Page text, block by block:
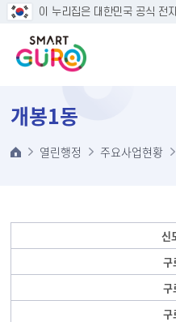
본문
이 누리집은 대한민국 공식 전
개봉1동
열린행정 주요사업현황
신
구
구
구